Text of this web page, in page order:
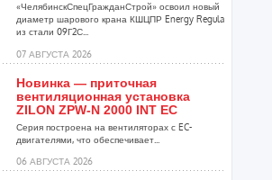
«ЧелябинскСпецГражданСтрой» освоил новый
диаметр шарового крана КШЦПР Energy Regula
из стали 09Г2С...
07 АВГУСТА 2026
Новинка — приточная
вентиляционная установка
ZILON ZPW-N 2000 INT EC
Серия построена на вентиляторах с EC-
двигателями, что обеспечивает...
06 АВГУСТА 2026